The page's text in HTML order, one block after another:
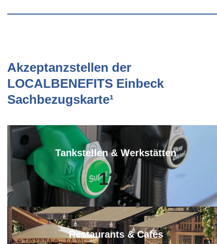
Akzeptanzstellen der
LOCALBENEFITS Einbeck
Sachbezugskarte¹
Tankstellen & Werkstätten
12 x
Restaurants & Cafés